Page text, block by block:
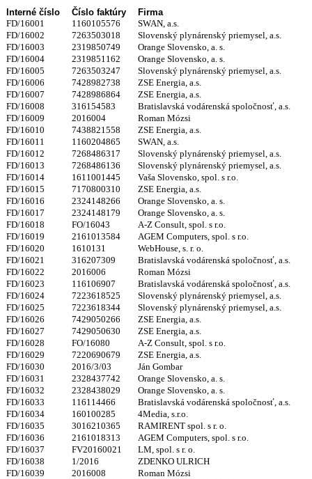
Interné číslo Číslo faktúry
Firma
FD/16001
1160105576
SWAN, a.s.
FD/16002
7263503018
Slovenský plynárenský priemysel, a.s.
FD/16003
2319850749
Orange Slovensko, a. s.
FD/16004
2319851162
Orange Slovensko, a. s.
FD/16005
7263503247
Slovenský plynárenský priemysel, a.s.
FD/16006
7428982738
ZSE Energia, a.s.
FD/16007
7428986864
ZSE Energia, a.s.
FD/16008
316154583
Bratislavská vodárenská spoločnosť, a.s.
FD/16009
2016004
Roman Mózsi
FD/16010
7438821558
ZSE Energia, a.s.
FD/16011
1160204865
SWAN, a.s.
FD/16012
7268486317
Slovenský plynárenský priemysel, a.s.
FD/16013
7268486136
Slovenský plynárenský priemysel, a.s.
FD/16014
1611001445
Vaša Slovensko, spol. s r.o.
FD/16015
7170800310
ZSE Energia, a.s.
FD/16016
2324148266
Orange Slovensko, a. s.
FD/16017
2324148179
Orange Slovensko, a. s.
FD/16018
FO/16043
A-Z Consult, spol. s r.o.
FD/16019
2161013584
AGEM Computers, spol. s r.o.
FD/16020
1610131
WebHouse, s. r. o.
FD/16021
316207309
Bratislavská vodárenská spoločnosť, a.s.
FD/16022
2016006
Roman Mózsi
FD/16023
116106907
Bratislavská vodárenská spoločnosť, a.s.
FD/16024
7223618525
Slovenský plynárenský priemysel, a.s.
FD/16025
7223618344
Slovenský plynárenský priemysel, a.s.
FD/16026
7429050266
ZSE Energia, a.s.
FD/16027
7429050630
ZSE Energia, a.s.
FD/16028
FO/16080
A-Z Consult, spol. s r.o.
FD/16029
7220690679
ZSE Energia, a.s.
FD/16030
2016/3/03
Ján Gombar
FD/16031
2328437742
Orange Slovensko, a. s.
FD/16032
2328438029
Orange Slovensko, a. s.
FD/16033
116114466
Bratislavská vodárenská spoločnosť, a.s.
FD/16034
160100285
4Media, s.r.o.
FD/16035
3016210365
RAMIRENT spol. s r. o.
FD/16036
2161018313
AGEM Computers, spol. s r.o.
FD/16037
FV20160021
LM, spol. s r. o.
FD/16038
1/2016
ZDENKO ULRICH
FD/16039
2016008
Roman Mózsi